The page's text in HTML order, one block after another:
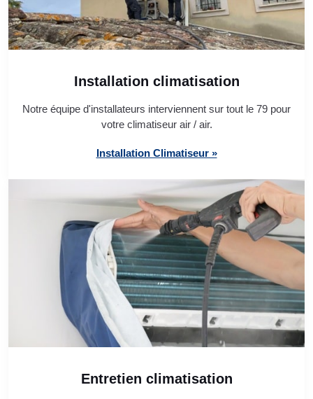
Installation climatisation
Notre équipe d'installateurs interviennent sur tout le 79 pour
votre climatiseur air / air.
Installation Climatiseur »
Entretien climatisation